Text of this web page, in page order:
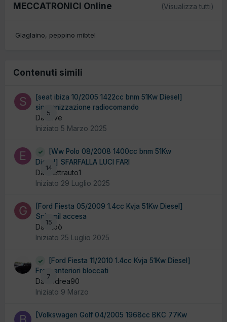
MECCATRONICI Online (Visualizza tutti)
Glaglaino peppino mibtel
Contenuti simili
5
[seat ibiza 10/2005 1422cc bnm 51Kw Diesel]
sincronizzazione radiocomando
Da stive
Iniziato 5 Marzo 2025
14
[Ww Polo 08/2008 1400cc bnm 51Kw
Diesel] SFARFALLA LUCI FARI
Da elettrauto1
Iniziato 29 Luglio 2025
15
[Ford Fiesta 05/2009 1.4cc Kvja 51Kw Diesel]
Spia mil accesa
Da Gibò
Iniziato 25 Luglio 2025
7
[Ford Fiesta 11/2010 1.4cc Kvja 51Kw Diesel]
Freni anteriori bloccati
Da andrea90
Iniziato 9 Marzo
[Volkswagen Golf 04/2005 1968cc BKC 77Kw